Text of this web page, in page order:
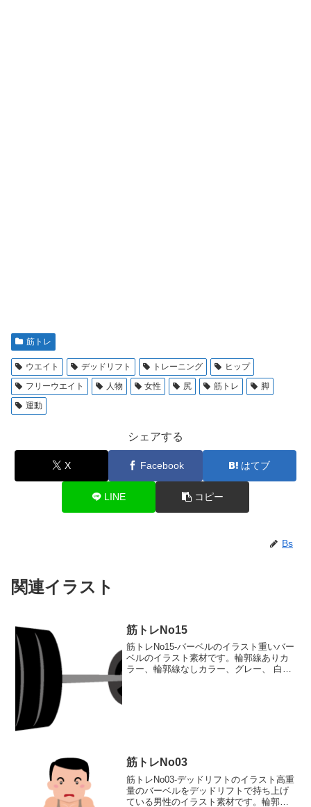
筋トレ
ウエイト デッドリフト トレーニング
ヒップ
フリーウエイト
人物 女性 尻 筋トレ
脚
運動
シェアする
X Facebook はてブ
LINE コピー
Bs
関連イラスト
筋トレNo15
筋トレNo15-バーベルのイラスト重いバー
ベルのイラスト素材です。輪郭線ありカ
ラー、輪郭線なしカラー、グレー、 白黒
筋トレNo03
筋トレNo03-デッドリフトのイラスト高重
量のバーベルをデッドリフトで持ち上げ
ている男性のイラスト素材です。輪郭線